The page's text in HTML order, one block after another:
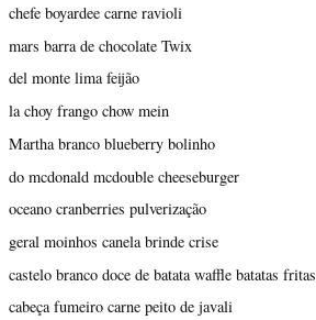
chefe boyardee carne ravioli
mars barra de chocolate Twix
del monte lima feijão
la choy frango chow mein
Martha branco blueberry bolinho
do mcdonald mcdouble cheeseburger
oceano cranberries pulverização
geral moinhos canela brinde crise
castelo branco doce de batata waffle batatas fritas
cabeça fumeiro carne peito de javali